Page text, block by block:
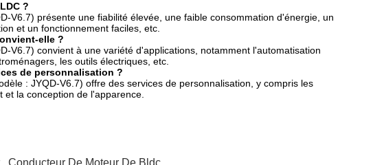
?
V6.7) présente une fiabilité élevée, une faible consommation d'énergie, un
et un fonctionnement faciles, etc.
elle ?
V6.7) convient à une variété d'applications, notamment l'automatisation
les outils électriques, etc.
de personnalisation ?
: JYQD-V6.7) offre des services de personnalisation, y compris les
la conception de l'apparence.
Conducteur De Moteur De Bldc